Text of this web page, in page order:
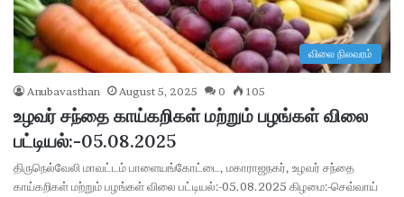
விலை நிலவரம்
Anubavasthan August 5, 2025 0 105
உழவர் சந்தை காய்கறிகள் மற்றும் பழங்கள் விலை
பட்டியல்:-05.08.2025
திருநெல்வேலி மாவட்டம் பாளையங்கோட்டை, மகாராஜநகர், உழவர் சந்தை
காய்கறிகள் மற்றும் பழங்கள் விலை பட்டியல்:-05.08.2025 கிழமை:-செவ்வாய்